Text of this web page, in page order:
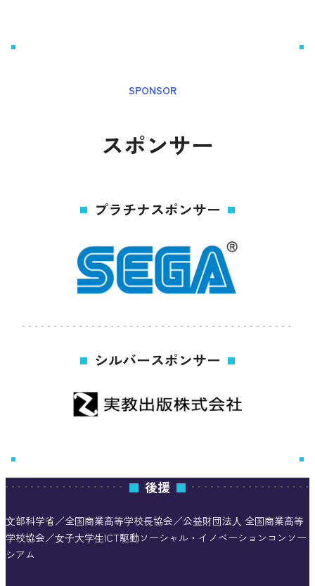
SPONSOR
スポンサー
プラチナスポンサー
シルバースポンサー
後援
⽂部科学省／全国商業⾼等学校⻑協会／公益財団法⼈ 全国商業⾼等
学校協会／⼥⼦⼤学⽣ICT駆動ソーシャル・イノベーションコンソー
シアム